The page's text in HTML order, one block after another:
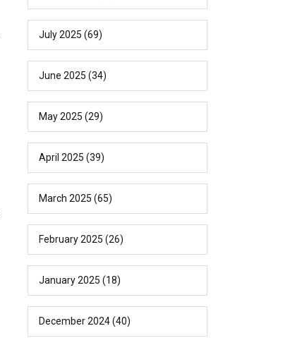
July 2025 (69)
June 2025 (34)
May 2025 (29)
April 2025 (39)
March 2025 (65)
February 2025 (26)
January 2025 (18)
December 2024(40)